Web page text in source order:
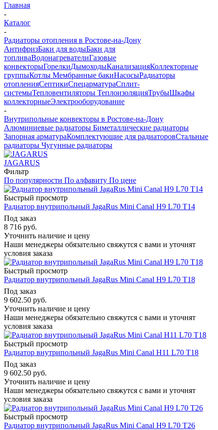
Главная
-
Каталог
-
Радиаторы отопления в Ростове-на-Дону
АнтифризБаки для водыБаки для
топливаВодонагревателиГазовые
конвекторыГорелкиДымоходыКанализацияКоллекторные
группыКотлы Мембранные бакиНасосыРадиаторы
отопленияСептикиСпецарматураСплит-
системыТепловентиляторы ТеплоизоляцияТрубыШкафы
коллекторныеЭлектрооборудование
-
Внутрипольные конвекторы в Ростове-на-Дону
Алюминиевые радиаторы Биметаллические радиаторы
Запорная арматураКомплектующие для радиаторовСтальные
радиаторы Чугунные радиаторы
JAGARUS
Фильтр
По популярности По алфавиту По цене
Быстрый просмотр
Радиатор внутрипольный JagaRus Mini Canal H9 L70 T14
Под заказ
8 716 руб.
Уточнить наличие и цену
Наши менеджеры обязательно свяжутся с вами и уточнят
условия заказа
Быстрый просмотр
Радиатор внутрипольный JagaRus Mini Canal H9 L70 T18
Под заказ
9 602.50 руб.
Уточнить наличие и цену
Наши менеджеры обязательно свяжутся с вами и уточнят
условия заказа
Быстрый просмотр
Радиатор внутрипольный JagaRus Mini Canal H11 L70 T18
Под заказ
9 602.50 руб.
Уточнить наличие и цену
Наши менеджеры обязательно свяжутся с вами и уточнят
условия заказа
Быстрый просмотр
Радиатор внутрипольный JagaRus Mini Canal H9 L70 T26